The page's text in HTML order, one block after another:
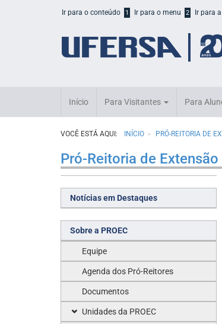
Ir para o conteúdo 1 Ir para o menu 2 Ir para
Início Para Visitantes Para
VOCÊ ESTÁ AQUI: INÍCIO PRÓ-REITORIA DE
Pró-Reitoria de Extensão
Notícias em Destaques
Sobre a PROEC
Equipe
Agenda dos Pró-Reitores
Documentos
Unidades da PROEC